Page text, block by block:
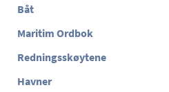
Båt
Maritim Ordbok
Redningsskøytene
Havner